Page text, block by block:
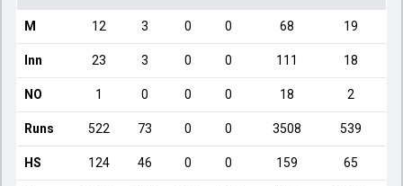
M 12 3 0 0 68 19
Inn 23 3 0 0 111 18
NO 1 0 0 0 18 2
Runs 522 73 0 0 3508 539
HS 124 46 0 0 159 65